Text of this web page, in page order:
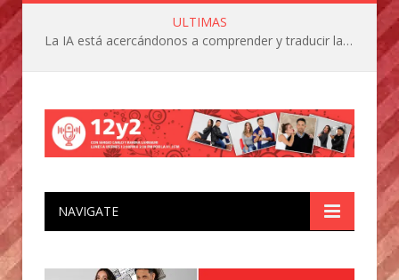
ULTIMAS
La IA está acercándonos a comprender y traducir las vocalizaciones y comportamientos de nuestras mascotas
NAVIGATE